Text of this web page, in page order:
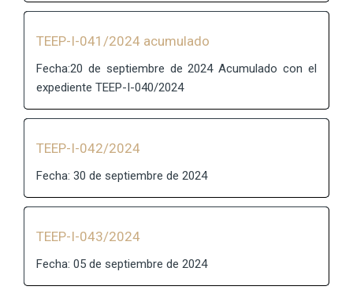
TEEP-I-041/2024 acumulado
Fecha:20 de septiembre de 2024 Acumulado con el
expediente TEEP-I-040/2024
TEEP-I-042/2024
Fecha: 30 de septiembre de 2024
TEEP-I-043/2024
Fecha: 05 de septiembre de 2024